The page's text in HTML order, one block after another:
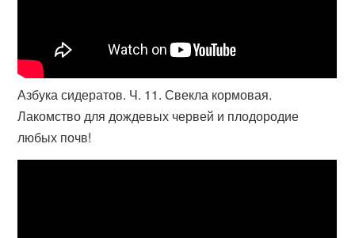
Азбука сидератов. Ч. 11. Свекла кормовая.
Лакомство для дождевых червей и плодородие
любых почв!